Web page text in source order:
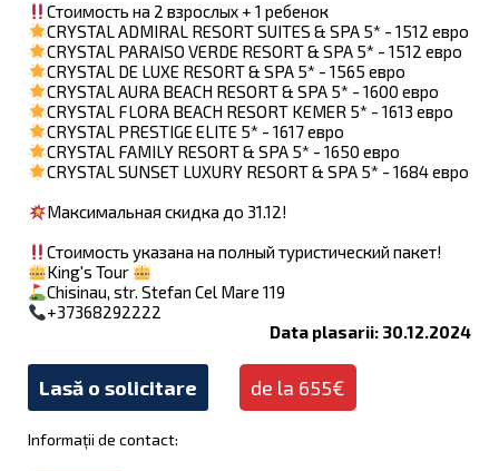
Стоимость на 2 взрослых + 1 ребенок
CRYSTAL ADMIRAL RESORT SUITES & SPA 5* - 1512 евро
CRYSTAL PARAISO VERDE RESORT & SPA 5* - 1512 евро
CRYSTAL DE LUXE RESORT & SPA 5* - 1565 евро
CRYSTAL AURA BEACH RESORT & SPA 5* - 1600 евро
CRYSTAL FLORA BEACH RESORT KEMER 5* - 1613 евро
CRYSTAL PRESTIGE ELITE 5* - 1617 евро
CRYSTAL FAMILY RESORT & SPA 5* - 1650 евро
CRYSTAL SUNSET LUXURY RESORT & SPA 5* - 1684 евро
Максимальная скидка до 31.12!
Стоимость указана на полный туристический пакет!
King's Tour
Chisinau, str. Stefan Cel Mare 119
+37368292222
Data plasarii: 30.12.2024
Lasă o solicitare de la 655€
Informații de contact: